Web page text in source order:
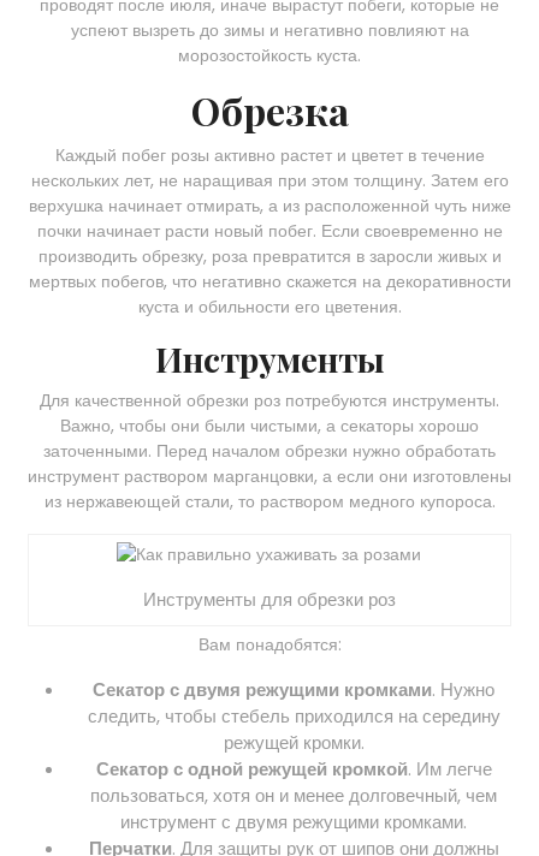
успеют вызреть до зимы и негативно повлияют на
морозостойкость куста.
Обрезка
Каждый побег розы активно растет и цветет в течение
нескольких лет, не наращивая при этом толщину. Затем его
верхушка начинает отмирать, а из расположенной чуть ниже
почки начинает расти новый побег. Если своевременно не
производить обрезку, роза превратится в заросли живых и
мертвых побегов, что негативно скажется на декоративности
куста и обильности его цветения.
Инструменты
Для качественной обрезки роз потребуются инструменты.
Важно, чтобы они были чистыми, а секаторы хорошо
заточенными. Перед началом обрезки нужно обработать
инструмент раствором марганцовки, а если они изготовлены
из нержавеющей стали, то раствором медного купороса.
Инструменты для обрезки роз
Вам понадобятся:
Секатор с двумя режущими кромками. Нужно
следить, чтобы стебель приходился на середину
режущей кромки.
Секатор с одной режущей кромкой. Им легче
пользоваться, хотя он и менее долговечный, чем
инструмент с двумя режущими кромками.
Перчатки. Для защиты рук от шипов они должны